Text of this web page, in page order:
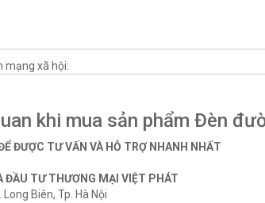
mạng xã hội:
khi mua sản phẩm Đèn
ĐƯỢC TƯ VẤN VÀ HỖ TRỢ NHANH NHẤT
ĐẦU TƯ THƯƠNG MẠI VIỆT PHÁT
Biên, Tp. Hà Nội